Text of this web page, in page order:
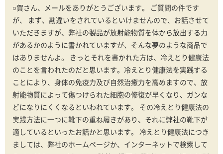
○賀さん、メールをありがとうございます。 ご質問の件です
が、 まず、勘違いをされているといけませんので、お話させて
いただきますが、弊社の製品が放射能物質を体から放出する力
があるかのように書かれていますが、そんな夢のような商品で
はありませんよ。 きっとそれを書かれた方は、冷えとり健康法
のことを言われたのだと思います。冷えとり健康法を実践する
ことにより、身体の免疫力及び自然治癒力を高めますので、放
射能物質によって傷つけられた細胞の修復が早くなり、ガンな
どになりにくくなるといわれています。 その冷えとり健康法の
実践方法に一つに靴下の重ね履きがあり、それに弊社の靴下が
適しているといったお話かと思います。 冷えとり健康法につき
ましては、弊社のホームページか、インターネットで検索して